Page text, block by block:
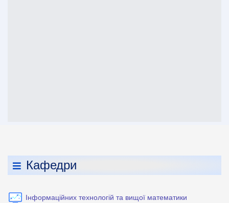
Кафедри
Інформаційних технологій та вищої математики